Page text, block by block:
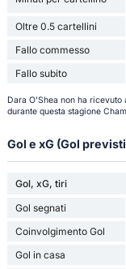
Oltre 0.5 cartellini
Fallo commesso
Fallo subito
Dara O'Shea non ha
durante questa stagione
Gol e xG (Gol
Gol, xG, tiri
Gol segnati
Coinvolgimento Gol
Gol in casa